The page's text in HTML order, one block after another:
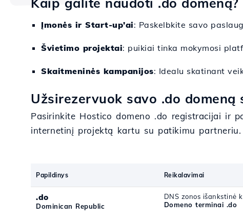
Įmonės ir Start-up'ai: Paskelbkite savo
Švietimo projektai: puikiai tinka mokymosi
Skaitmeninės kampanijos: Idealu skatinant
Užsirezervuok savo .do domeną
Pasirinkite Hostico domeno .do registracijai ir
internetinį projektą kartu su patikimu partneriu.
Papildinys Reikalavimai
.do
Dominican Republic
DNS zonos išankstinė
Domeno terminai .do